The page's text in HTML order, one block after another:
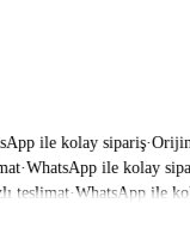
ile kolay sipariş·Orijinal
·WhatsApp ile kolay sipariş
·WhatsApp ile